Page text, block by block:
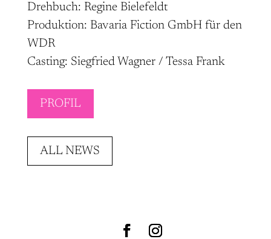
Drehbuch: Regine Bielefeldt
Produktion: Bavaria Fiction GmbH für den
WDR
Casting: Siegfried Wagner / Tessa Frank
PROFIL
ALL NEWS